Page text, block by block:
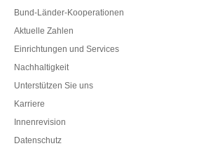
Bund-Länder-Kooperationen
Aktuelle Zahlen
Einrichtungen und Services
Nachhaltigkeit
Unterstützen Sie uns
Karriere
Innenrevision
Datenschutz